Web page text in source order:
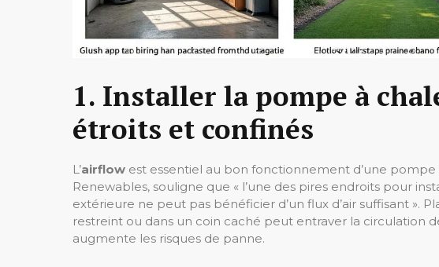
1. Installer la pompe à
étroits et confinés
L’airflow est essentiel au bon fonctionnement d’une
Renewables, souligne que « l’une des pires endroits pour
extérieure ne peut pas bénéficier d’un flux d’air suffisant ».
restreint ou dans un coin caché peut entraver la circulation
augmente les risques de panne.